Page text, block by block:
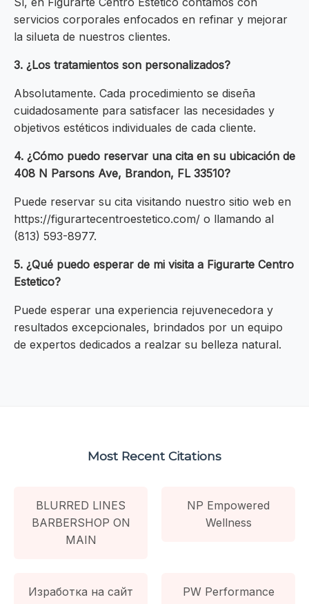
servicios corporales enfocados en refinar y mejorar
la silueta de nuestros clientes.
3. ¿Los tratamientos son personalizados?
Absolutamente. Cada procedimiento se diseña
cuidadosamente para satisfacer las necesidades y
objetivos estéticos individuales de cada cliente.
4. ¿Cómo puedo reservar una cita en su ubicación de
408 N Parsons Ave, Brandon, FL 33510?
Puede reservar su cita visitando nuestro sitio web en
https://figurartecentroestetico.com/ o llamando al
(813) 593-8977.
5. ¿Qué puedo esperar de mi visita a Figurarte Centro
Estetico?
Puede esperar una experiencia rejuvenecedora y
resultados excepcionales, brindados por un equipo
de expertos dedicados a realzar su belleza natural.
Most Recent Citations
BLURRED LINES
BARBERSHOP ON
MAIN
NP Empowered
Wellness
Изработка на сайт
PW Performance